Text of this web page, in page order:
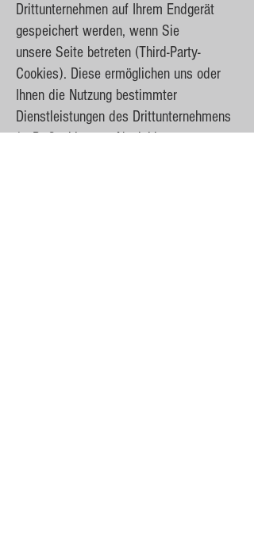
Drittunternehmen auf Ihrem Endgerät
gespeichert werden, wenn Sie
unsere Seite betreten (Third-Party-
Cookies). Diese ermöglichen uns oder
Ihnen die Nutzung bestimmter
Dienstleistungen des Drittunternehmens
(z. B. Cookies zur Abwicklung von